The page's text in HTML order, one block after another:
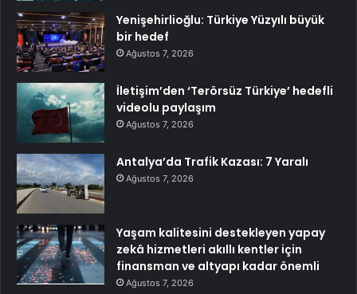
Yenişehirlioğlu: Türkiye Yüzyılı büyük
bir hedef
Ağustos 7, 2026
İletişim’den ‘Terörsüz Türkiye’ hedefli
videolu paylaşım
Ağustos 7, 2026
Antalya’da Trafik Kazası: 7 Yaralı
Ağustos 7, 2026
Yaşam kalitesini destekleyen yapay
zekâ hizmetleri akıllı kentler için
finansman ve altyapı kadar önemli
Ağustos 7, 2026